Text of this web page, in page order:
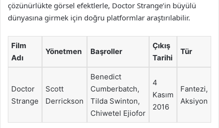
çözünürlükte görsel efektlerle, Doctor Strange’in büyülü
dünyasına girmek için doğru platformlar araştırılabilir.
Film
Adı
Yönetmen Başroller
Çıkış
Tarihi
Tür
Doctor
Strange
Scott
Derrickson
Benedict
Cumberbatch,
Tilda Swinton,
Chiwetel Ejiofor
4
Kasım
2016
Fantezi,
Aksiyon